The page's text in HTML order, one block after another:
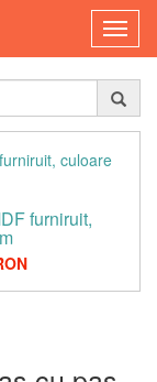
furniruit,